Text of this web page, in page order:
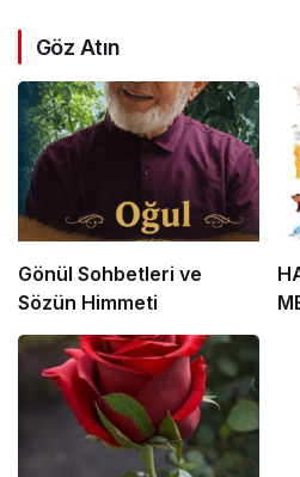
Göz Atın
Gönül Sohbetleri ve
Sözün Himmeti